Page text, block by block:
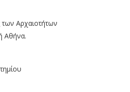
των Αρχαιοτήτων
Αθήνα.